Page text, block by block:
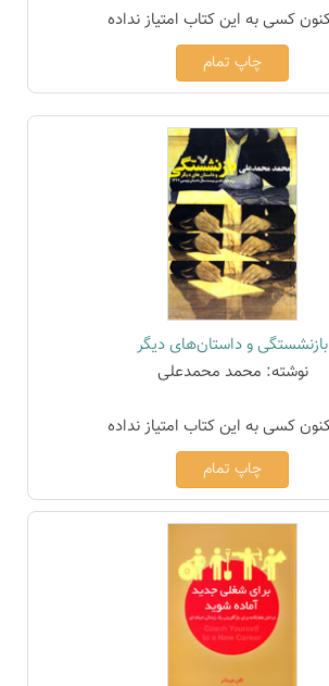
چاپ تمام
بازنشستگی و داستان‌های دیگر
نوشته: محمد محمدعلی
چاپ تمام